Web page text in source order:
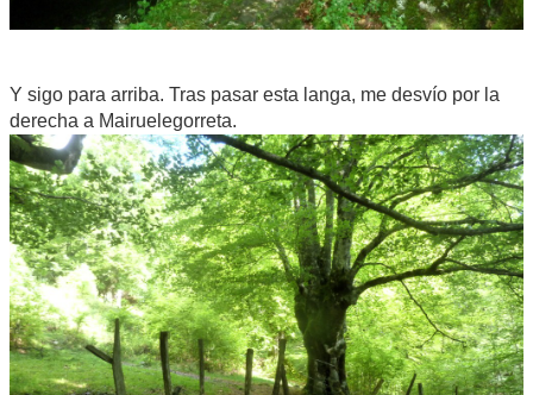
Y sigo para arriba. Tras pasar esta langa, me desvío por la
derecha a Mairuelegorreta.